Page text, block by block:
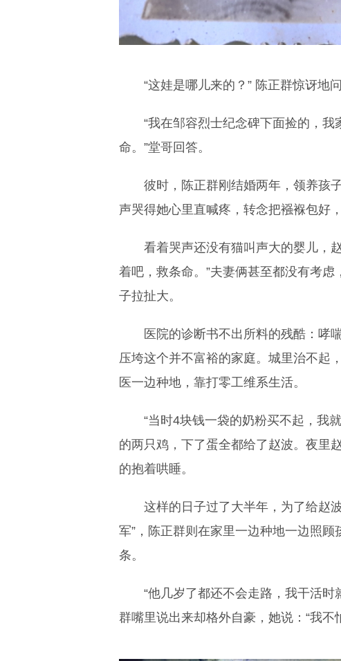
“这娃是哪儿来的？” 陈正群惊讶地问
“我在邹容烈士纪念碑下面捡的，
命。”堂哥回答。
彼时，陈正群刚结婚两年，领养孩
声哭得她心里直喊疼，转念把襁褓包好
看着哭声还没有猫叫声大的婴儿，
着吧，救条命。”夫妻俩甚至都没有考
子拉扯大。
医院的诊断书不出所料的残酷：哮
压垮这个并不富裕的家庭。城里治不起
医一边种地，靠打零工维系生活。
“当时4块钱一袋的奶粉买不起，我
的两只鸡，下了蛋全都给了赵波。夜里
的抱着哄睡。
这样的日子过了大半年，为了给赵
军”，陈正群则在家里一边种地一边照
条。
“他几岁了都还不会走路，我干活
群嘴里说出来却格外自豪，她说：“我不